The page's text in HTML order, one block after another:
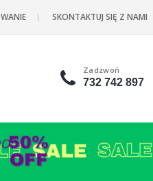
SKONTAKTUJ SIĘ Z NAMI
Zadzwoń
732 742 897